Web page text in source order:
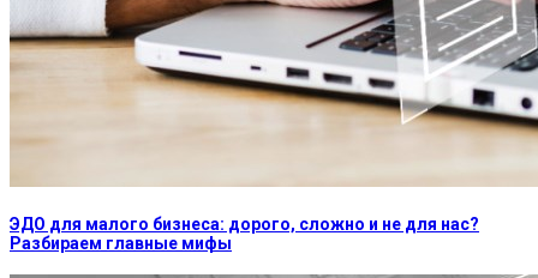
ЭДО для малого бизнеса: дорого, сложно и не для нас?
Разбираем главные мифы